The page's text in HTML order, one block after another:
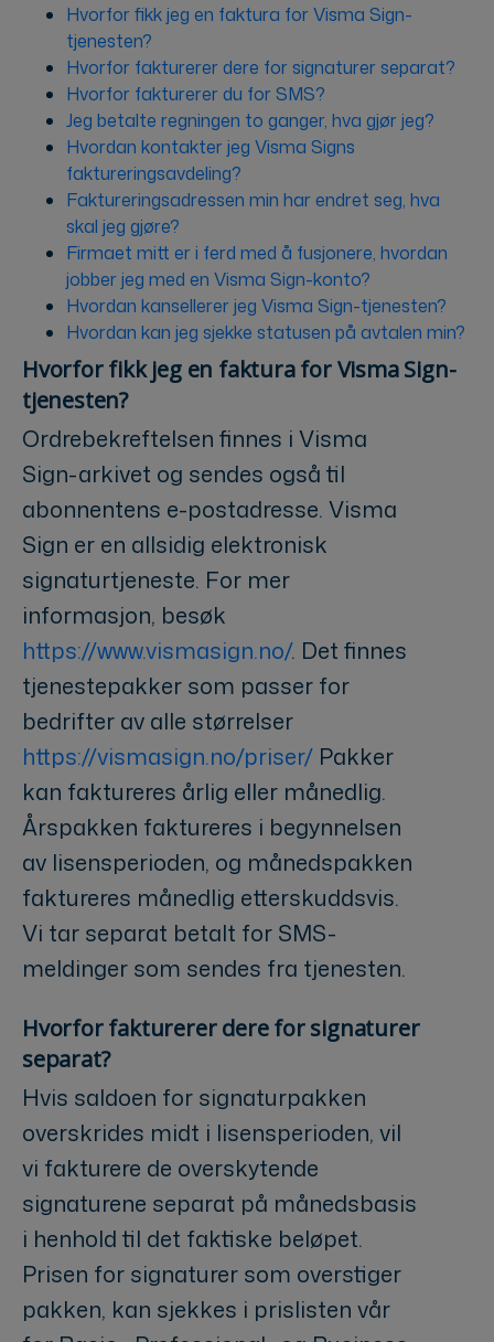
Hvorfor fikk jeg en faktura for Visma Sign-
tjenesten?
Hvorfor fakturerer dere for signaturer separat?
Hvorfor fakturerer du for SMS?
Jeg betalte regningen to ganger, hva gjør jeg?
Hvordan kontakter jeg Visma Signs
faktureringsavdeling?
Faktureringsadressen min har endret seg, hva
skal jeg gjøre?
Firmaet mitt er i ferd med å fusjonere, hvordan
jobber jeg med en Visma Sign-konto?
Hvordan kansellerer jeg Visma Sign-tjenesten?
Hvordan kan jeg sjekke statusen på avtalen min?
Hvorfor fikk jeg en faktura for Visma Sign-
tjenesten?
Ordrebekreftelsen finnes i Visma
Sign-arkivet og sendes også til
abonnentens e-postadresse. Visma
Sign er en allsidig elektronisk
signaturtjeneste. For mer
informasjon, besøk
https://www.vismasign.no/. Det finnes
tjenestepakker som passer for
bedrifter av alle størrelser
https://vismasign.no/priser/ Pakker
kan faktureres årlig eller månedlig.
Årspakken faktureres i begynnelsen
av lisensperioden, og månedspakken
faktureres månedlig etterskuddsvis.
Vi tar separat betalt for SMS-
meldinger som sendes fra tjenesten.
Hvorfor fakturerer dere for signaturer
separat?
Hvis saldoen for signaturpakken
overskrides midt i lisensperioden, vil
vi fakturere de overskytende
signaturene separat på månedsbasis
i henhold til det faktiske beløpet.
Prisen for signaturer som overstiger
pakken, kan sjekkes i prislisten vår